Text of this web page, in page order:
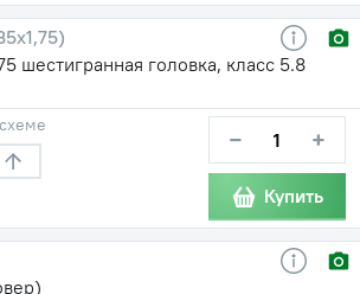
шестигранная головка, класс 5.8
− +
Купить